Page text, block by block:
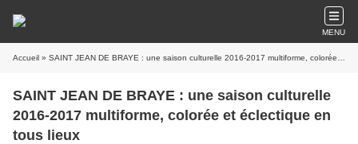
MENU
Accueil » SAINT JEAN DE BRAYE : une saison culturelle 2016-2017 multiforme, colorée et éclectique en tous lieux
SAINT JEAN DE BRAYE : une saison culturelle
2016-2017 multiforme, colorée et éclectique en
tous lieux